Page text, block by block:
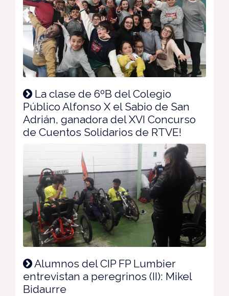
La clase de 6ºB del Colegio
Público Alfonso X el Sabio de San
Adrián, ganadora del XVI Concurso
de Cuentos Solidarios de RTVE!
Alumnos del CIP FP Lumbier
entrevistan a peregrinos (II): Mikel
Bidaurre